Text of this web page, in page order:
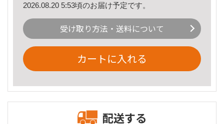
2026.08.20 5:53頃のお届け予定です。
受け取り方法・送料について
カートに入れる
配送する